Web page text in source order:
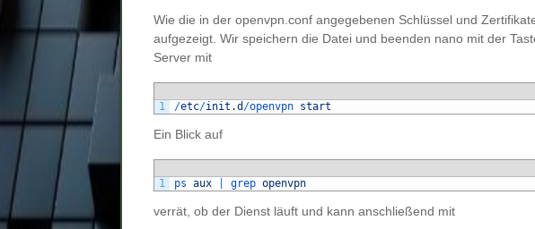
Wie die in der openvpn.conf angegebenen Schlüssel und
aufgezeigt. Wir speichern die Datei und beenden nano mit der
Server mit
1 /etc/init .d /openvpn start
Ein Blick auf
1 ps aux grep openvpn
verrät, ob der Dienst läuft und kann anschließend mit